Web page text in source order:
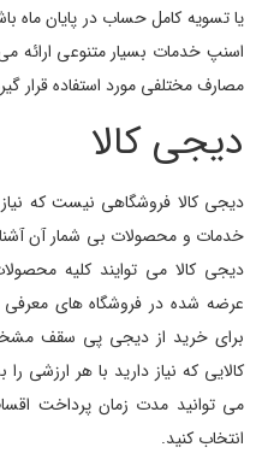
یا تسویه کامل حساب در پایان ماه
اسنپ خدمات بسیار متنوعی ارائه
مصارف مختلفی مورد استفاده قرار
دیجی کالا
دیجی کالا فروشگاهی نیست که
خدمات و محصولات بی شمار آن
دیجی کالا می توایند کلیه
عرضه شده در فروشگاه های
برای خرید از دیجی پی سقف
کالایی که نیاز دارید با هر ارزشی
می توانید مدت زمان پرداخت
انتخاب کنید.